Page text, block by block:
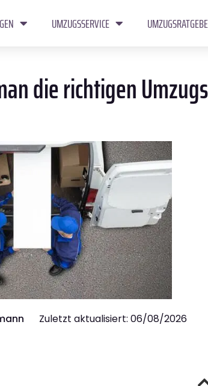
UMZUGSSERVICE
die richtigen
Zuletzt aktualisiert: 06/08/2026